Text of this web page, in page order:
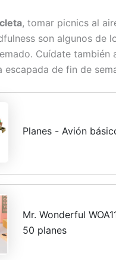
, tomar picnics al
son algunos de
Cuídate también
escapada de fin de
Planes - Avión
Mr. Wonderful
50 planes